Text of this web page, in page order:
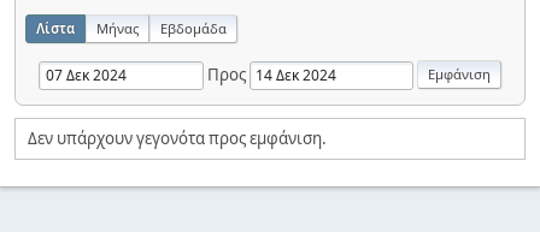
Λίστα Μήνας Εβδομάδα
Προς
Δεν υπάρχουν γεγονότα προς εμφάνιση.